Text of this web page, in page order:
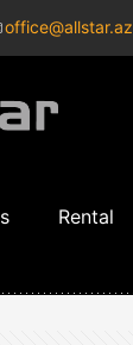
office@allstar.az
Rental